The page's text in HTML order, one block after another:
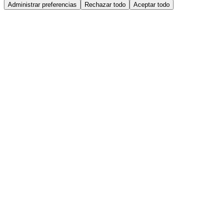
Administrar preferencias Rechazar todo Aceptar todo